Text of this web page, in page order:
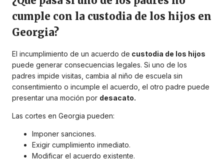
cumple con la custodia de los hijos en
Georgia?
El incumplimiento de un acuerdo de custodia de los hijos
puede generar consecuencias legales. Si uno de los
padres impide visitas, cambia al niño de escuela sin
consentimiento o incumple el acuerdo, el otro padre puede
presentar una moción por desacato.
Las cortes en Georgia pueden:
Imponer sanciones.
Exigir cumplimiento inmediato.
Modificar el acuerdo existente.